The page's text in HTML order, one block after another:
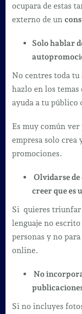
ocupara de estas
externo de un
Solo hablar
No centres toda
hazlo en los
ayuda a tu público
Es muy común ver
empresa solo crea
promociones.
Olvidarse de
creer que es
Si quieres triunfar
lenguaje no
personas y no
online.
No
Si no incluyes